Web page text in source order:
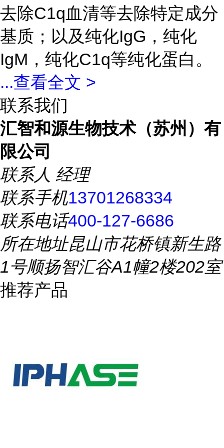
去除C1q血清等去除特定成分
基质；以及纯化IgG，纯化
IgM，纯化C1q等纯化蛋白。
...查看全文 >
联系我们
汇智和源生物技术（苏州）有
限公司
联系人 经理
联系手机13701268334
联系电话400-127-6686
所在地址昆山市花桥镇新生路
1号顺扬智汇谷A1幢2楼202室
推荐产品